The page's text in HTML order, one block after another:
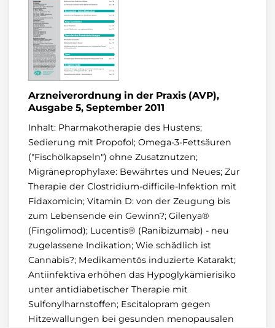
Arzneiverordnung in der Praxis (AVP),
Ausgabe 5, September 2011
Inhalt: Pharmakotherapie des Hustens;
Sedierung mit Propofol; Omega-3-Fettsäuren
("Fischölkapseln") ohne Zusatznutzen;
Migräneprophylaxe: Bewährtes und Neues; Zur
Therapie der Clostridium-difficile-Infektion mit
Fidaxomicin; Vitamin D: von der Zeugung bis
zum Lebensende ein Gewinn?; Gilenya®
(Fingolimod); Lucentis® (Ranibizumab) - neu
zugelassene Indikation; Wie schädlich ist
Cannabis?; Medikamentös induzierte Katarakt;
Antiinfektiva erhöhen das Hypoglykämierisiko
unter antidiabetischer Therapie mit
Sulfonylharnstoffen; Escitalopram gegen
Hitzewallungen bei gesunden menopausalen